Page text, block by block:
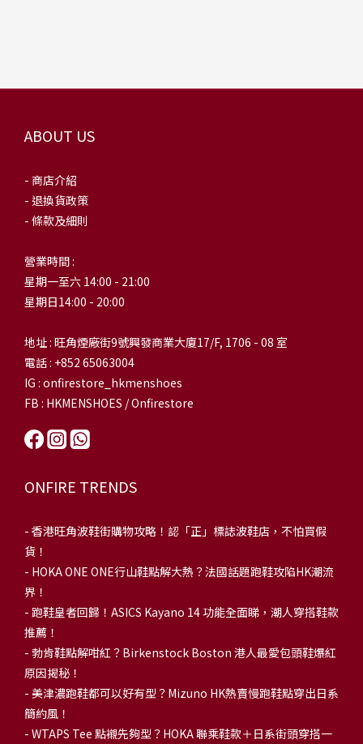
ABOUT US
- 商店介紹
- 退換貨政策
- 條款及細則
營業時間 :
星期一至六 14:00 - 21:00
星期日14:00 - 20:00
地址 : 旺角煙廠街9號興發商業大廈17/F, 1706 - 08 室
電話 : +852 65063004
IG : onfirestore_hkmenshoes
FB : HKMENSHOES / Onfirestore
ONFIRE TRENDS
- 香港旺角波鞋街購物攻略！認「正」標誌波鞋店，不怕買假
貨！
- HOKA ONE ONE行山鞋點解大熱？法國話題跑鞋攻陷HK潮流
界！
- 跑鞋皇者回歸！ASICS Kayano 14 功能全面睇，潮人穿搭鞋款
推薦！
- 勃肯鞋點解咁紅？Birkenstock Boston 港人最愛包頭鞋爆紅
原因揭秘！
- 美津濃跑鞋都可以好有型？Mizuno HK熱賣慢跑鞋點穿出日系
簡約風！
- WTAPS Tee 點襯先夠型？HOKA 聯乘鞋款＋日系街頭穿搭一